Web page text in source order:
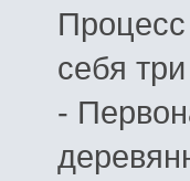
Процесс
себя
-